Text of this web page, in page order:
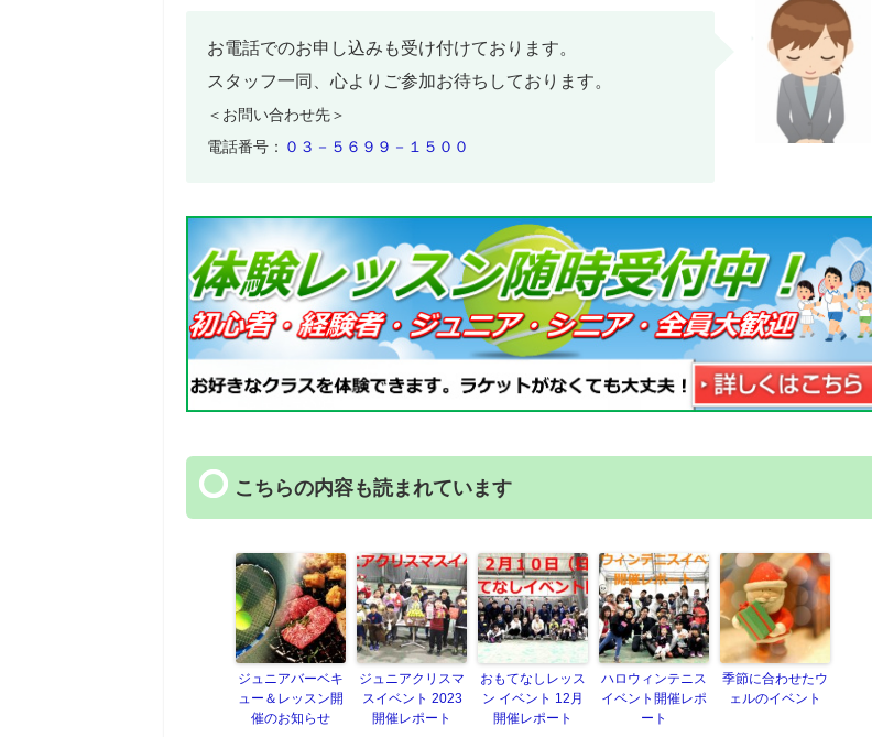
お電話でのお申し込みも受け付けております。
スタッフ一同、心よりご参加お待ちしております。
＜お問い合わせ先＞
電話番号： ０３－５６９９－１５００
こちらの内容も読まれています
ジュニアバーベキ
ュー＆レッスン開
催のお知らせ
ジュニアクリスマ
スイベント 2023
開催レポート
おもてなしレッス
ン イベント 12月
開催レポート
ハロウィンテニス
イベント開催レポ
ート
季節に合わせたウ
ェルのイベント